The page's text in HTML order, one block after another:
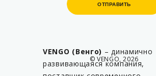
ОТПРАВИТЬ
ОТПРАВИТЬ
© VENGO, 2026
VENGO (Венго) – динамично
развивающаяся компания,